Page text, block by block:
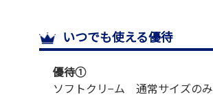
いつでも使える優待
優待①
ソフトクリ−ム 通常サイズのみ